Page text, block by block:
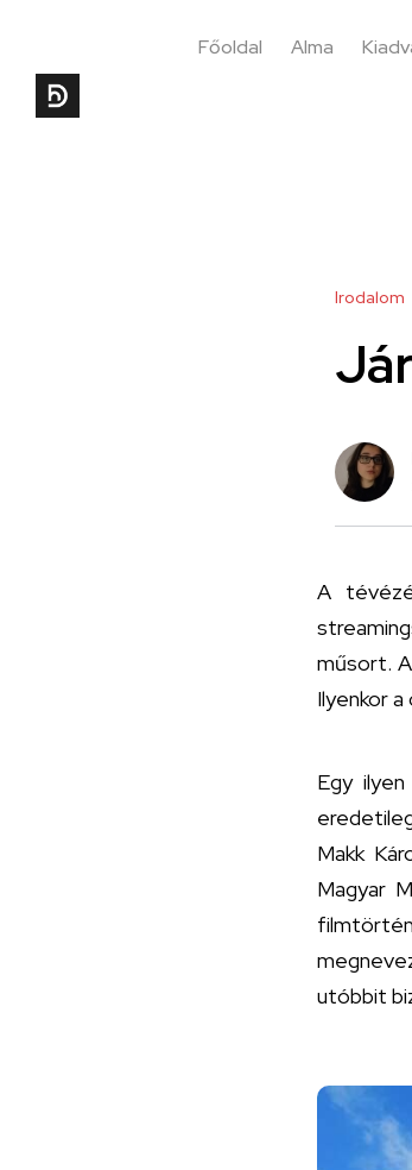
Főoldal Alma
Irodalom
A
műsort.
Ilyenkor
Egy
Makk
Magyar
utóbbit